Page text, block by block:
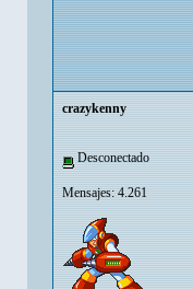
crazykenny
Desconectado
Mensajes: 4.261